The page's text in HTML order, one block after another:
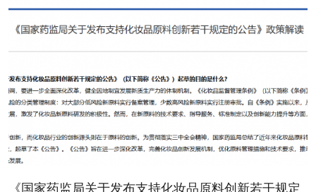
《国家药监局关于发布支持化妆品原料创新若干规定